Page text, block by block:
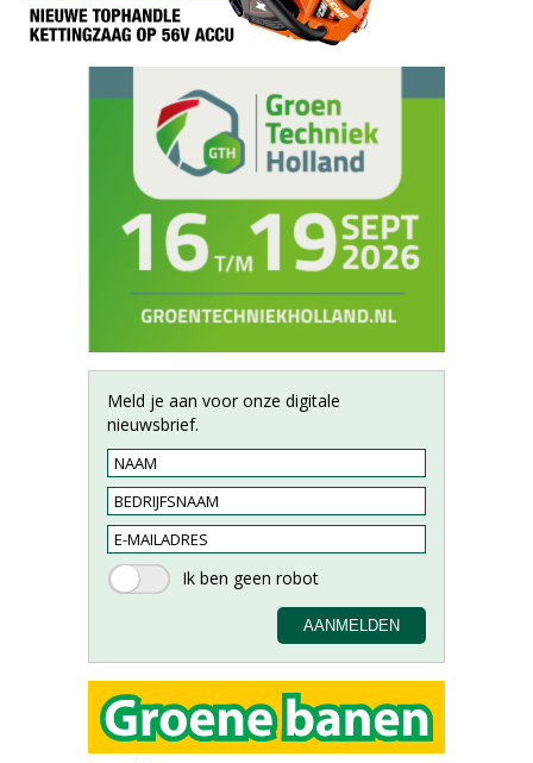
Meld je aan voor onze digitale
nieuwsbrief.